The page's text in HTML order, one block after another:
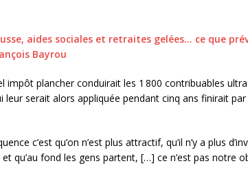
aides sociales et retraites gelées… ce que
Bayrou
impôt plancher conduirait les 1 800 contribuables
leur serait alors appliquée pendant cinq ans finirait
c’est qu’on n’est plus attractif, qu’il n’y a plus
qu’au fond les gens partent, […] ce n’est pas notre